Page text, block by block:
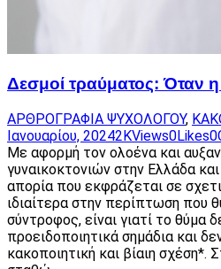
Δεσμοί τραύματος: Όταν
ΑΡΘΡΟΓΡΑΦΙΑ ΨΥΧΟΛΟΓΟΥ,
Ιανουαρίου, 20242KViews0Likes0
Με αφορμή τον ολοένα και
γυναικοκτονιών στην Ελλάδα
απορία που εκφράζεται σε
ιδιαίτερα στην περίπτωση που
σύντροφος, είναι γιατί το θύμα
προειδοποιητικά σημάδια και
κακοποιητική και βίαιη σχέση*.